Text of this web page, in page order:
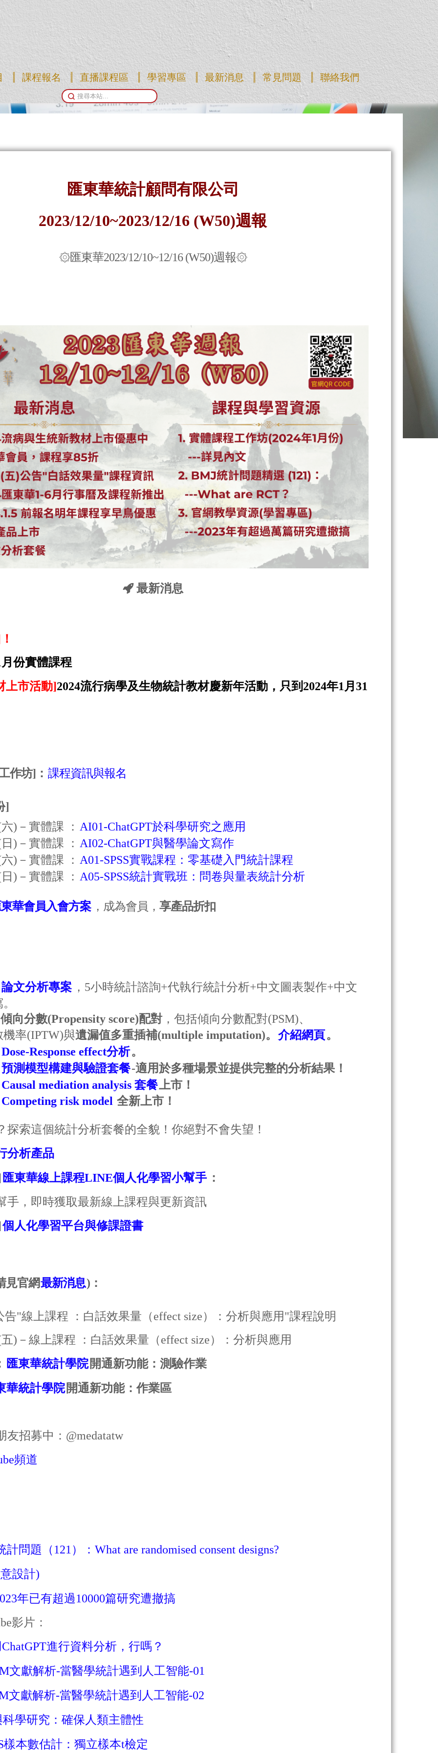
課程報名 直播課程區 學習專區 最新消息 常見問題 聯絡我們
匯東華統計顧問有限公司
2023/12/10~2023/12/16 (W50)週報
۞匯東華2023/12/10~12/16 (W50)週報۞
最新消息
份實體課程
上市活動]2024流行病學及生物統計教材慶新年活動，只到2024年1月31
作坊]： 課程資訊與報名
]
)－實體課 ： AI01-ChatGPT於科學研究之應用
)－實體課 ： AI02-ChatGPT與醫學論文寫作
)－實體課 ： A01-SPSS實戰課程：零基礎入門統計課程
)－實體課 ： A05-SPSS統計實戰班：問卷與量表統計分析
華會員入會方案 ，成為會員，享產品折扣
論文分析專案 ，5小時統計諮詢+代執行統計分析+中文圖表製作+中文
向分數(Propensity score)配對 ，包括傾向分數配對(PSM)、
機率(IPTW)與遺漏值多重插補(multiple imputation)。 介紹網頁。
Dose-Response effect分析。
預測模型構建與驗證套餐-適用於多種場景並提供完整的分析結果！
Causal mediation analysis 套餐上市！
Competing risk model 全新上市！
探索這個統計分析套餐的全貌！你絕對不會失望！
分析產品
匯東華線上課程LINE個人化學習小幫手 ：
手，即時獲取最新線上課程與更新資訊
個人化學習平台與修課證書
見官網最新消息) ：
告"線上課程 ：白話效果量（effect size）：分析與應用"課程說明
五)－線上課程 ：白話效果量（effect size）：分析與應用
匯東華統計學院 開通新功能：測驗作業
華統計學院 開通新功能：作業區
友招募中：@medatatw
頻道
計問題（121）：What are randomised consent designs?
設計)
年已有超過10000篇研究遭撤搞
影片：
進行資料分析，行嗎？
文獻解析-當醫學統計遇到人工智能-01
文獻解析-當醫學統計遇到人工智能-02
學研究：確保人類主體性
樣本數估計：獨立樣本t檢定